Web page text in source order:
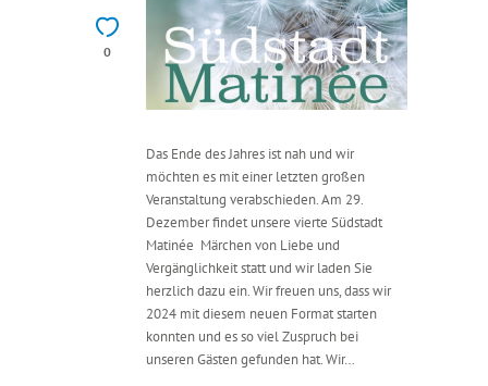
0
Das Ende des Jahres ist nah und wir
möchten es mit einer letzten großen
Veranstaltung verabschieden. Am 29.
Dezember findet unsere vierte Südstadt
Matinée Märchen von Liebe und
Vergänglichkeit statt und wir laden Sie
herzlich dazu ein. Wir freuen uns, dass wir
2024 mit diesem neuen Format starten
konnten und es so viel Zuspruch bei
unseren Gästen gefunden hat. Wir…